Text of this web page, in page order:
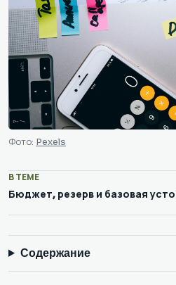
Фото: Pexels
В ТЕМЕ
Бюджет, резерв и базовая
Содержание